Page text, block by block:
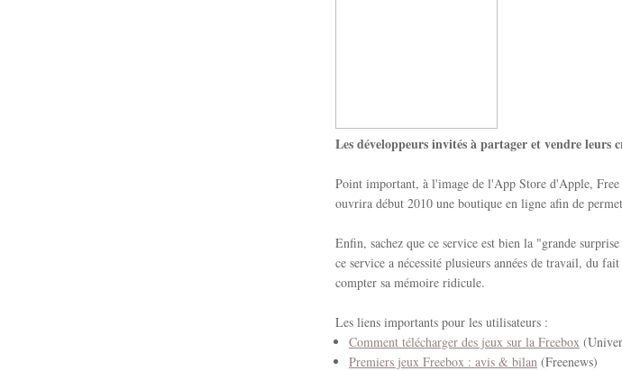
Les développeurs invités à partager et vendre leurs
Point important, à l'image de l'App Store d'Apple,
ouvrira début 2010 une boutique en ligne afin de
Enfin, sachez que ce service est bien la "grande
ce service a nécessité plusieurs années de travail, du
compter sa mémoire ridicule.
Les liens importants pour les utilisateurs :
Comment télécharger des jeux sur la Freebox
Premiers jeux Freebox : avis & bilan (Freenews)